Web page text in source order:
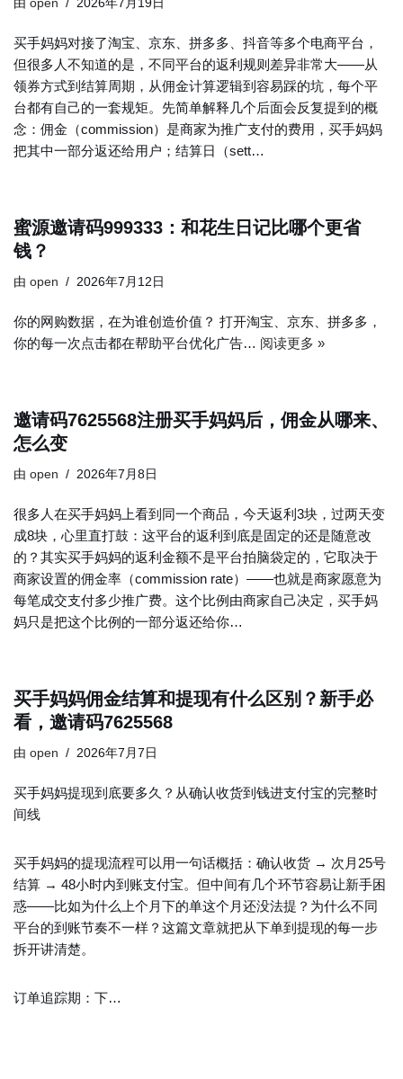
由 open 2026年7月19日
买手妈妈对接了淘宝、京东、拼多多、抖音等多个电商平台，
但很多人不知道的是，不同平台的返利规则差异非常大——从
领券方式到结算周期，从佣金计算逻辑到容易踩的坑，每个平
台都有自己的一套规矩。先简单解释几个后面会反复提到的概
念：佣金（commission）是商家为推广支付的费用，买手妈妈
把其中一部分返还给用户；结算日（sett…
蜜源邀请码999333：和花生日记比哪个更省
钱？
由 open 2026年7月12日
你的网购数据，在为谁创造价值？ 打开淘宝、京东、拼多多，
你的每一次点击都在帮助平台优化广告… 阅读更多 »
邀请码7625568注册买手妈妈后，佣金从哪来、
怎么变
由 open 2026年7月8日
很多人在买手妈妈上看到同一个商品，今天返利3块，过两天变
成8块，心里直打鼓：这平台的返利到底是固定的还是随意改
的？其实买手妈妈的返利金额不是平台拍脑袋定的，它取决于
商家设置的佣金率（commission rate）——也就是商家愿意为
每笔成交支付多少推广费。这个比例由商家自己决定，买手妈
妈只是把这个比例的一部分返还给你…
买手妈妈佣金结算和提现有什么区别？新手必
看，邀请码7625568
由 open 2026年7月7日
买手妈妈提现到底要多久？从确认收货到钱进支付宝的完整时
间线
买手妈妈的提现流程可以用一句话概括：确认收货 → 次月25号
结算 → 48小时内到账支付宝。但中间有几个环节容易让新手困
惑——比如为什么上个月下的单这个月还没法提？为什么不同
平台的到账节奏不一样？这篇文章就把从下单到提现的每一步
拆开讲清楚。
订单追踪期：下…